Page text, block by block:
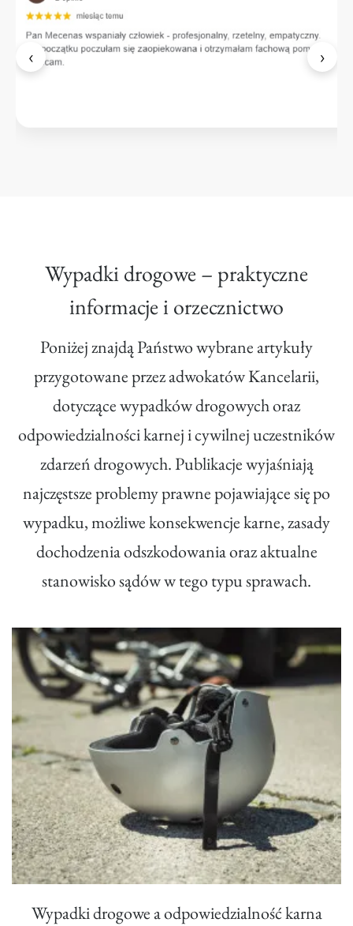
‹ ›
Wypadki drogowe – praktyczne
informacje i orzecznictwo
Poniżej znajdą Państwo wybrane artykuły
przygotowane przez adwokatów Kancelarii,
dotyczące wypadków drogowych oraz
odpowiedzialności karnej i cywilnej uczestników
zdarzeń drogowych. Publikacje wyjaśniają
najczęstsze problemy prawne pojawiające się po
wypadku, możliwe konsekwencje karne, zasady
dochodzenia odszkodowania oraz aktualne
stanowisko sądów w tego typu sprawach.
Wypadki drogowe a odpowiedzialność karna